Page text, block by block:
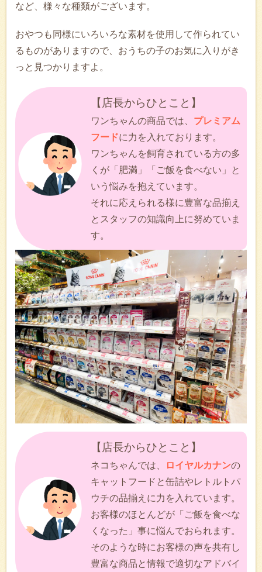
など、様々な種類がございます。
おやつも同様にいろいろな素材を使用して作られてい
るものがありますので、おうちの子のお気に入りがき
っと見つかりますよ。
【店長からひとこと】
ワンちゃんの商品では、 プレミアム
フードに力を入れております。
ワンちゃんを飼育されている方の多
くが「肥満」「ご飯を食べない」と
いう悩みを抱えています。
それに応えられる様に豊富な品揃え
とスタッフの知識向上に努めていま
す。
【店長からひとこと】
ネコちゃんでは、 ロイヤルカナンの
キャットフードと缶詰やレトルトパ
ウチの品揃えに力を入れています。
お客様のほとんどが「ご飯を食べな
くなった」事に悩んでおられます。
そのような時にお客様の声を共有し
豊富な商品と情報で適切なアドバイ